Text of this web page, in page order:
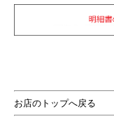
お店のト